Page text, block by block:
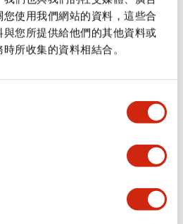
使用我們網站的資料，這些合
您所提供給他們的其他資料或
所收集的資料相結合。
顯示全部